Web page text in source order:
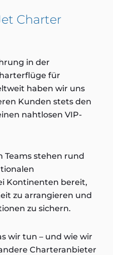
Charter
in der
für
haben wir uns
Kunden stets den
nahtlosen VIP-
Teams stehen rund
Kontinenten bereit,
zu arrangieren und
zu sichern.
wir tun – und wie wir
Charteranbieter